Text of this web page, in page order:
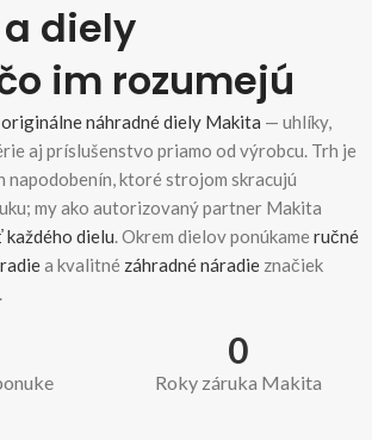
diely
im rozumejú
originálne náhradné diely Makita — uhlíky,
aj príslušenstvo priamo od výrobcu. Trh je
napodobenín, ktoré strojom skracujú
my ako autorizovaný partner Makita
dielu. Okrem dielov ponúkameručné
a kvalitné záhradné náradie značiek
0
Roky záruka Makita